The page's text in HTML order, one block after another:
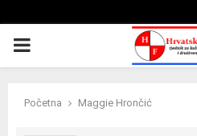
PRIMARY
Početna Maggie Hrončić